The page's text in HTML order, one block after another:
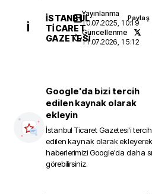
İ
İSTANBUL
TICARET
GAZETESI
Yayınlanma
10.07.2025, 10:19
Güncellenme
11.07.2026, 15:12
Paylaş
Google'da bizi tercih
edilen kaynak olarak
ekleyin
İstanbul Ticaret Gazetesi'i tercih
edilen kaynak olarak ekleyerek
haberlerimizi Google'da daha
görebilirsiniz.